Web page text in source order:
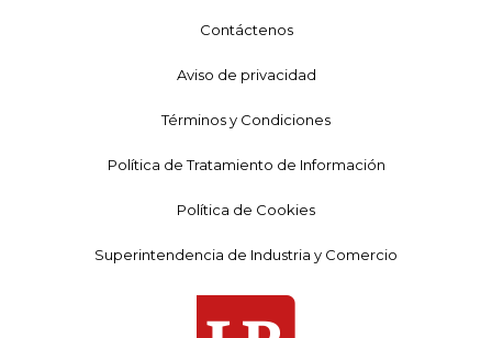
Contáctenos
Aviso de privacidad
Términos y Condiciones
Política de Tratamiento de Información
Política de Cookies
Superintendencia de Industria y Comercio